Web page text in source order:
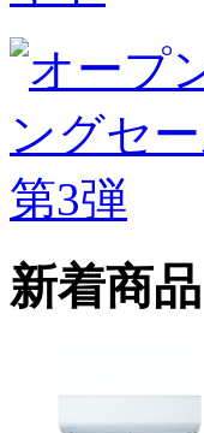
新着商品